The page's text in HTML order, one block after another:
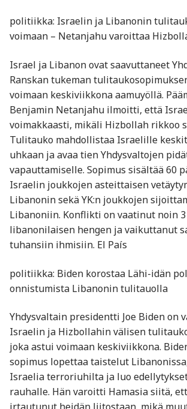
politiikka: Israelin ja Libanonin
voimaan – Netanjahu varoittaa
Israel ja Libanon ovat saavuttaneet
Ranskan tukeman
voimaan keskiviikkona aamuyöllä.
Benjamin Netanjahu ilmoitti, että
voimakkaasti, mikäli Hizbollah rikkoo
Tulitauko mahdollistaa Israelille
uhkaan ja avaa tien Yhdysvaltojen
vapauttamiselle. Sopimus sisältää 60
Israelin joukkojen asteittaisen
Libanonin sekä YK:n joukkojen
Libanoniin. Konflikti on vaatinut noin 3
libanonilaisen hengen ja vaikuttanut
tuhansiin ihmisiin. El País
politiikka: Biden korostaa Lähi-idän
onnistumista Libanonin tulitauolla
Yhdysvaltain presidentti Joe Biden on
Israelin ja Hizbollahin välisen
joka astui voimaan keskiviikkona.
sopimus lopettaa taistelut
Israelia terroriuhilta ja luo
rauhalle. Hän varoitti Hamasia siitä,